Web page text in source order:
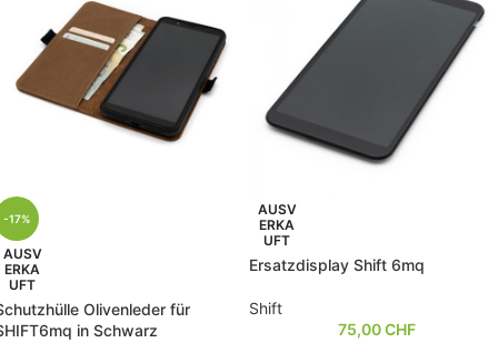
-17%
AUSV
ERKA
UFT
Olivenleder für
in Schwarz
AUSV
ERKA
UFT
Ersatzdisplay Shift 6mq
Shift
75,00CHF